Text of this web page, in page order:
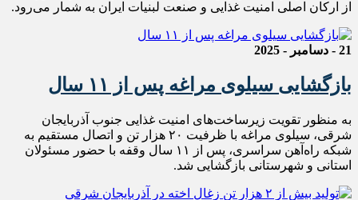
از ارکان اصلی امنیت غذایی و صنعت لبنیات ایران به شمار می‌رود.
21 - دسامبر - 2025
بازگشایی سیلوی مراغه پس از ۱۱ سال
به منظور تقویت زیرساخت‌های امنیت غذایی جنوب آذربایجان
شرقی، سیلوی مراغه با ظرفیت ۲۰ هزار تن و اتصال مستقیم به
شبکه راه‌آهن سراسری، پس از ۱۱ سال وقفه با حضور مسئولان
استانی و شهرستانی بازگشایی شد.